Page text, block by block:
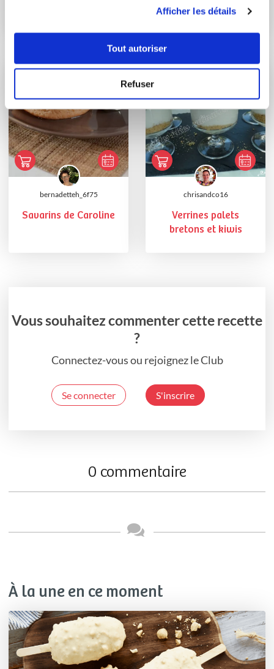
Afficher les détails
Tout autoriser
Refuser
courgette au coulis...
bernadetteh_6f75
Savarins de Caroline
chrisandco16
Verrines palets
bretons et kiwis
Vous souhaitez commenter cette recette
?
Connectez-vous ou rejoignez le Club
Se connecter S'inscrire
0 commentaire
À la une en ce moment